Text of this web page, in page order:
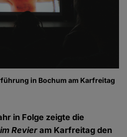
in Bochum am Karfreitag
in Folge zeigte die
Revier am Karfreitag den